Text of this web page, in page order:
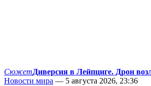
СюжетДиверсия в Лейпциге. Дрон
Новости мира — 5 августа 2026, 23:36